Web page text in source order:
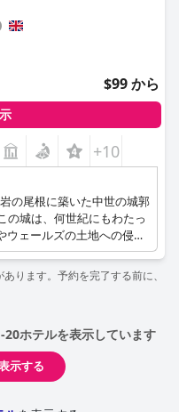
$99 から
+10
の尾根に築いた中世の城郭
の城は、何世紀にもわたっ
ェールズの土地への侵略
難病治療に専念する国際的
年に閉鎖された。1960年
して開業し、現在の姿にな
ります。予約を完了する前に、
ホテルを表示しています
示する